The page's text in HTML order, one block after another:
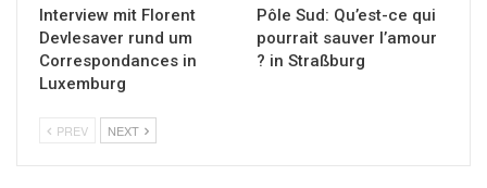
Interview mit Florent
Devlesaver rund um
Correspondances in
Luxemburg
Pôle Sud: Qu’est-ce qui
pourrait sauver l’amour
? in Straßburg
PREV NEXT